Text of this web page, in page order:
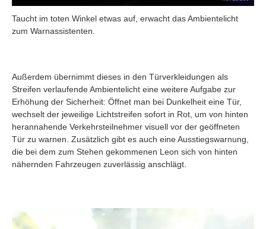
Taucht im toten Winkel etwas auf, erwacht das Ambientelicht
zum Warnassistenten.
Außerdem übernimmt dieses in den Türverkleidungen als
Streifen verlaufende Ambientelicht eine weitere Aufgabe zur
Erhöhung der Sicherheit: Öffnet man bei Dunkelheit eine Tür,
wechselt der jeweilige Lichtstreifen sofort in Rot, um von hinten
herannahende Verkehrsteilnehmer visuell vor der geöffneten
Tür zu warnen. Zusätzlich gibt es auch eine Ausstiegswarnung,
die bei dem zum Stehen gekommenen Leon sich von hinten
nähernden Fahrzeugen zuverlässig anschlägt.